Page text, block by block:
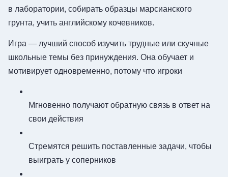
в лаборатории, собирать образцы марсианского
грунта, учить английскому кочевников.
Игра — лучший способ изучить трудные или скучные
школьные темы без принуждения. Она обучает и
мотивирует одновременно, потому что игроки
Мгновенно получают обратную связь в ответ на
свои действия
Стремятся решить поставленные задачи, чтобы
выиграть у соперников